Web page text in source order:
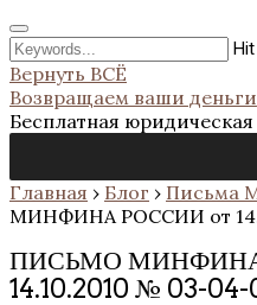
Вернуть ВСЁ
Возвращаем ваши деньги
Бесплатная
Главная › Блог › Письма
МИНФИНА РОССИИ от
ПИСЬМО
14.10.2010 № 03-